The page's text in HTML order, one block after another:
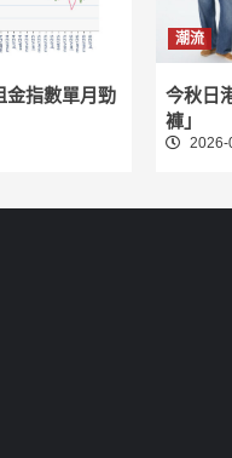
金指數單月勁
潮流
今秋日
褲」
2026-